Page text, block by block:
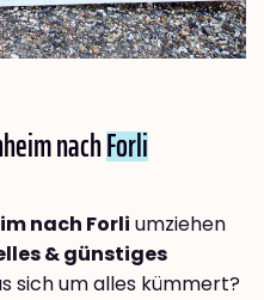
nachForli
nach Forli umziehen
& günstiges
sich um alles kümmert?